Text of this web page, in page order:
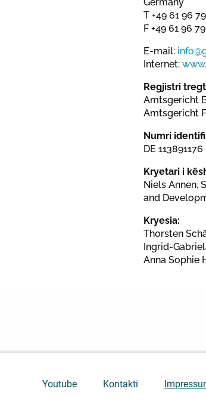
T +49 61 96
F +49 61 96
E-mail:
Internet:
Regjistri
Amtsgericht
Amtsgericht
Numri
DE 113891176
Kryetari i
Niels Annen,
and
Kryesia:
Thorsten
Ingrid-
Anna Sophie
Youtube Kontakti